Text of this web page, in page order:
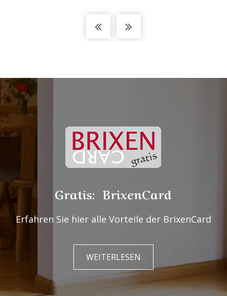
Gratis: BrixenCard
Erfahren Sie hier alle Vorteile der BrixenCard
WEITERLESEN